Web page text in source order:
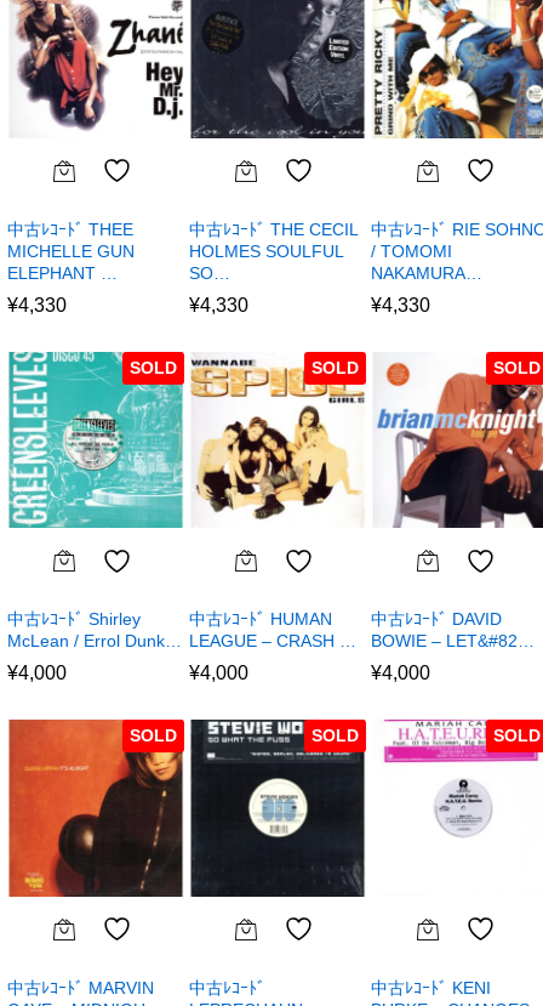
中古ﾚｺｰﾄﾞ THEE
MICHELLE GUN
ELEPHANT …
¥4,330
中古ﾚｺｰﾄﾞ THE CECIL
HOLMES SOULFUL
SO…
¥4,330
中古ﾚｺｰﾄﾞ RIE
/ TOMOMI
NAKAMURA…
¥4,330
SOLD
中古ﾚｺｰﾄﾞ Shirley
McLean / Errol Dunk…
¥4,000
SOLD
中古ﾚｺｰﾄﾞ HUMAN
LEAGUE – CRASH …
¥4,000
SOLD
中古ﾚｺｰﾄﾞ DAVID
BOWIE – LET&#82…
¥4,000
SOLD
中古ﾚｺｰﾄﾞ MARVIN
SOLD
中古ﾚｺｰﾄﾞ
SOLD
中古ﾚｺｰﾄﾞ KENI